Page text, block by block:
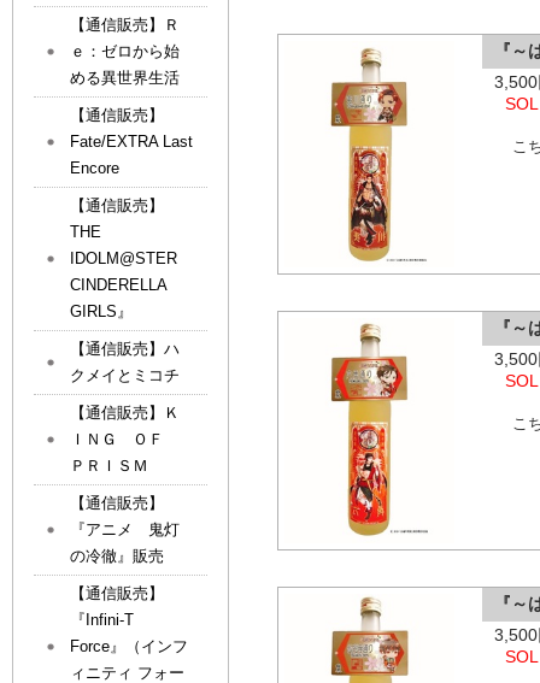
『
こ
『
こ
『
【通信販売】Ｒ
ｅ：ゼロから始
める異世界生活
【通信販売】
Fate/EXTRA Last
Encore
【通信販売】
THE
IDOLM@STER
CINDERELLA
GIRLS』
【通信販売】ハ
クメイとミコチ
【通信販売】Ｋ
ＩＮＧ ＯＦ
ＰＲＩＳＭ
【通信販売】
『アニメ 鬼灯
の冷徹』販売
【通信販売】
『Infini-T
Force』（インフ
ィニティ フォー